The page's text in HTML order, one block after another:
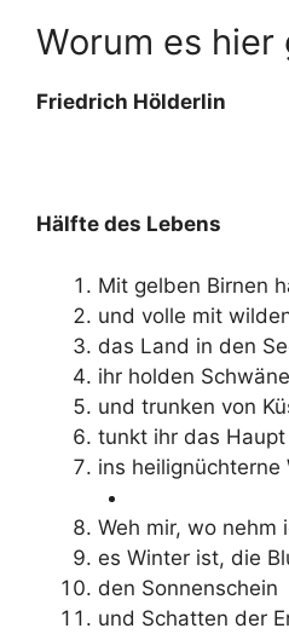
Worum es hier
Friedrich Hölderlin
Hälfte des Lebens
Mit gelben Birnen
und volle mit
das Land in den
ihr holden
und trunken von
tunkt ihr das Haupt
ins heilignüchterne
Weh mir, wo nehm
es Winter ist, die
den Sonnenschein
und Schatten der